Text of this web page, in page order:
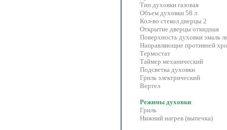
Тип духовки газовая
Объем духовки 58 л
Кол-во стекол дверцы 2
Открытие дверцы откидная
Поверхность духовки эмаль
Направляющие противней
Термостат
Таймер механический
Подсветка духовки
Гриль электрический
Вертел
Режимы духовки
Гриль
Нижний нагрев (выпечка)